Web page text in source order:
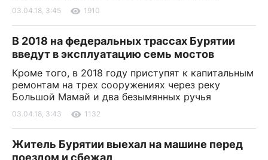
03.04.18, 3:45 1910
В 2018 на федеральных трассах Бурятии
введут в эксплуатацию семь мостов
Кроме того, в 2018 году приступят к капитальным
ремонтам на трех сооружениях через реку
Большой Мамай и два безымянных ручья
03.04.18, 3:43 1132
Житель Бурятии выехал на машине перед
поездом и сбежал